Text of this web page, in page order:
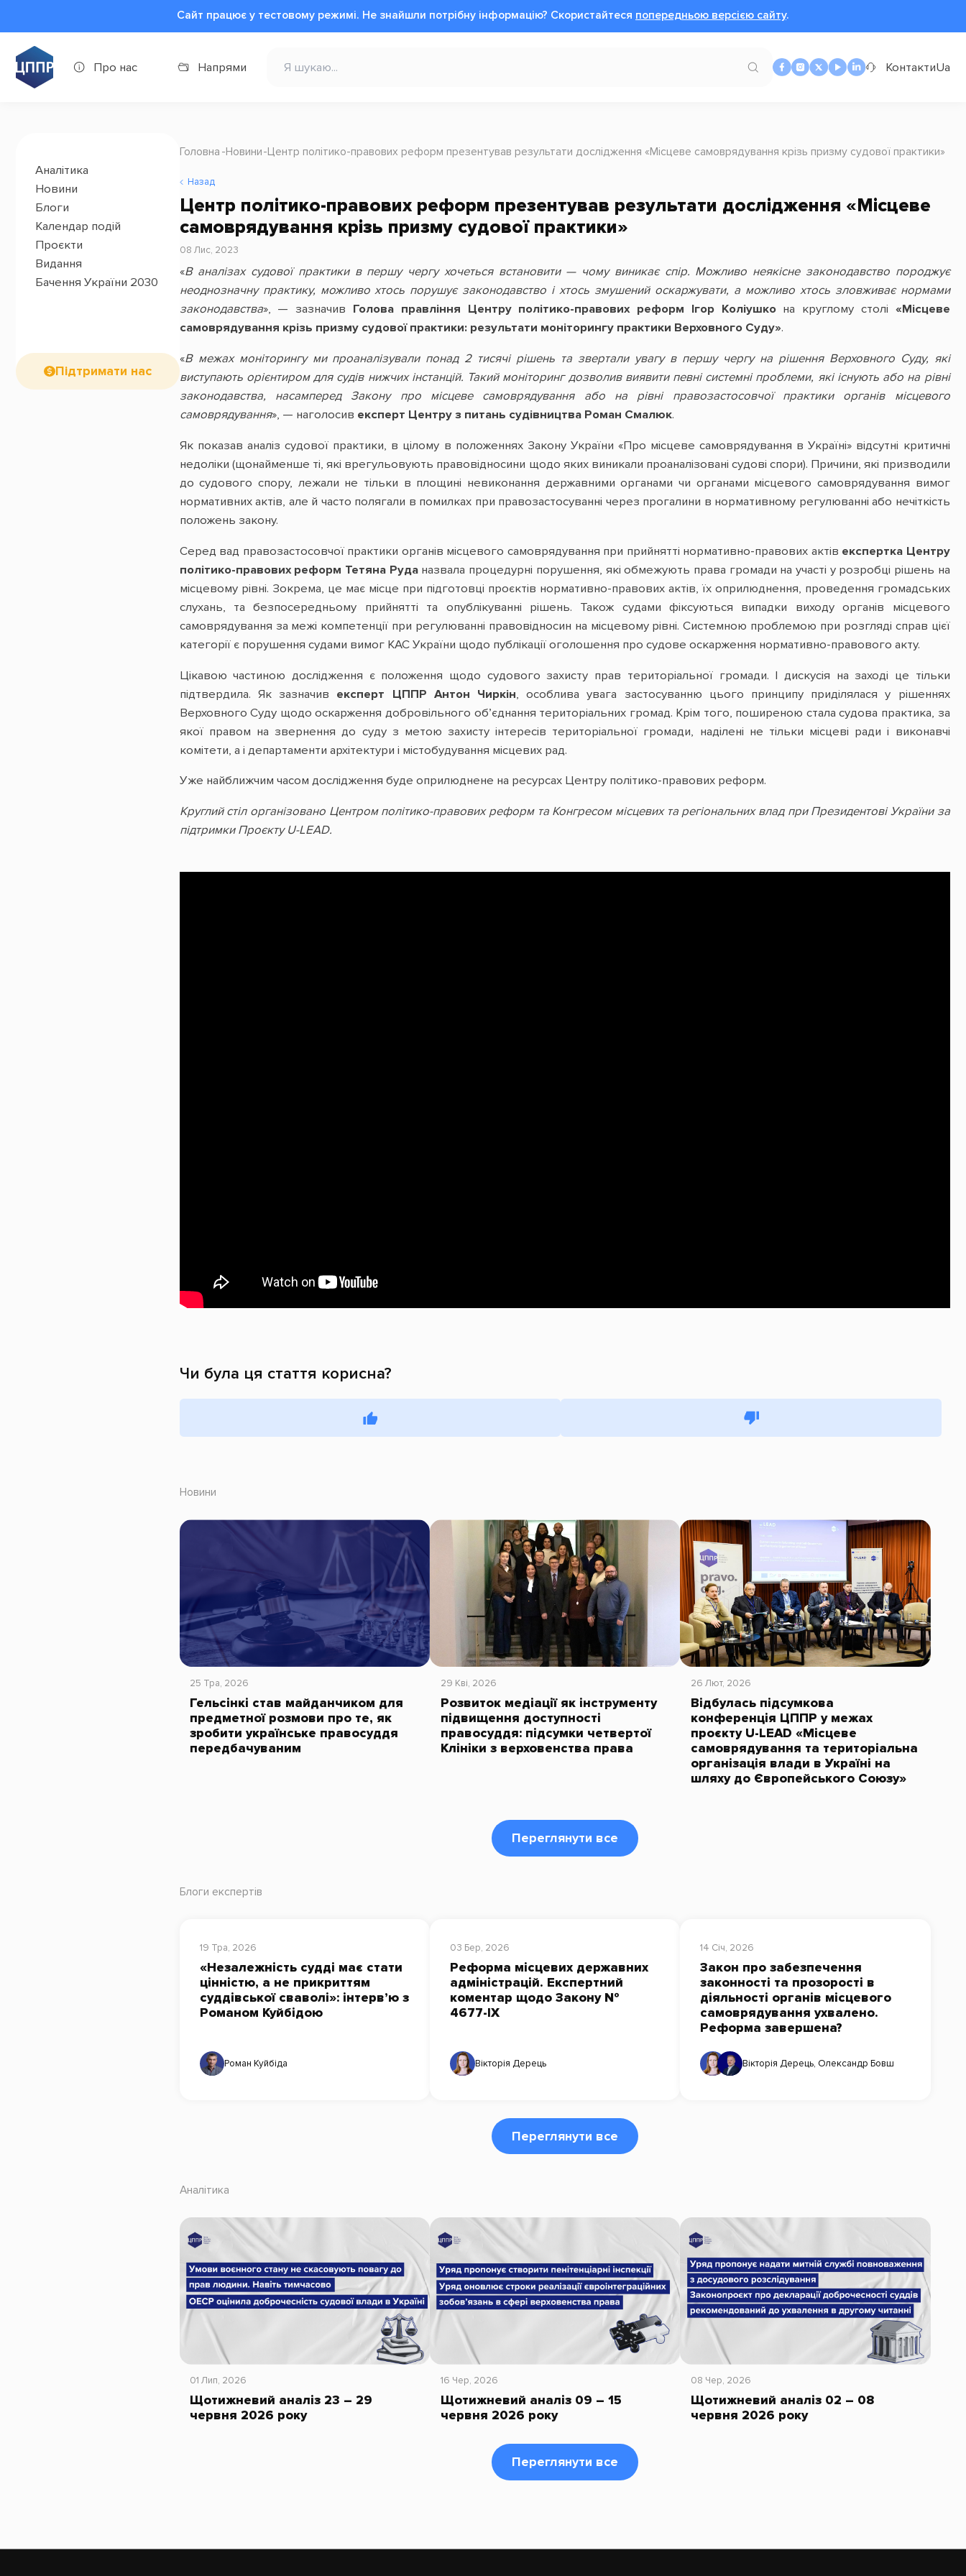
Сайт працює у тестовому режимі. Не знайшли потрібну інформацію? Cкористайтеся попередньою версією сайту.
Про нас Напрями КонтактиUa
Аналітика
Новини
Блоги
Календар подій
Проєкти
Видання
Бачення України 2030
Підтримати нас
Головна Новини Центр політико-правових реформ презентував результати дослідження «Місцеве самоврядування крізь призму судової практики»
Назад
Центр політико-правових реформ презентував результати дослідження «Місцеве
самоврядування крізь призму судової практики»
08 Лис, 2023
«В аналізах судової практики в першу чергу хочеться встановити — чому виникає спір. Можливо неякісне законодавство породжує
неоднозначну практику, можливо хтось порушує законодавство і хтось змушений оскаржувати, а можливо хтось зловживає нормами
законодавства», — зазначив Голова правління Центру політико-правових реформ Ігор Коліушкона круглому столі «Місцеве
самоврядування крізь призму судової практики: результати моніторингу практики Верховного Суду».
«В межах моніторингу ми проаналізували понад 2 тисячі рішень та звертали увагу в першу чергу на рішення Верховного Суду, які
виступають орієнтиром для судів нижчих інстанцій. Такий моніторинг дозволив виявити певні системні проблеми, які існують або на рівні
законодавства, насамперед Закону про місцеве самоврядування або на рівні правозастосовчої практики органів місцевого
самоврядування», — наголосив експерт Центру з питань судівництва Роман Смалюк.
Як показав аналіз судової практики, в цілому в положеннях Закону України «Про місцеве самоврядування в Україні» відсутні критичні
недоліки (щонайменше ті, які врегульовують правовідносини щодо яких виникали проаналізовані судові спори). Причини, які призводили
до судового спору, лежали не тільки в площині невиконання державними органами чи органами місцевого самоврядування вимог
нормативних актів, але й часто полягали в помилках при правозастосуванні через прогалини в нормативному регулюванні або нечіткість
положень закону.
Серед вад правозастосовчої практики органів місцевого самоврядування при прийнятті нормативно-правових актів експертка Центру
політико-правових реформ Тетяна Руданазвала процедурні порушення, які обмежують права громади на участі у розробці рішень на
місцевому рівні. Зокрема, це має місце при підготовці проєктів нормативно-правових актів, їх оприлюднення, проведення громадських
слухань, та безпосередньому прийнятті та опублікуванні рішень. Також судами фіксуються випадки виходу органів місцевого
самоврядування за межі компетенції при регулюванні правовідносин на місцевому рівні. Системною проблемою при розгляді справ цієї
категорії є порушення судами вимог КАС України щодо публікації оголошення про судове оскарження нормативно-правового акту.
​​Цікавою частиною дослідження є положення щодо судового захисту прав територіальної громади. І дискусія на заході це тільки
підтвердила. Як зазначив експерт ЦППР Антон Чиркін, особлива увага застосуванню цього принципу приділялася у рішеннях
Верховного Суду щодо оскарження добровільного об’єднання територіальних громад. Крім того, поширеною стала судова практика, за
якої правом на звернення до суду з метою захисту інтересів територіальної громади, наділені не тільки місцеві ради і виконавчі
комітети, а і департаменти архітектури і містобудування місцевих рад.
Уже найближчим часом дослідження буде оприлюднене на ресурсах Центру політико-правових реформ.
Круглий стіл організовано Центром політико-правових реформ та Конгресом місцевих та регіональних влад при Президентові України за
підтримки Проєкту U-LEAD.
Чи була ця стаття корисна?
Новини
25 Тра, 2026
Гельсінкі став майданчиком для
предметної розмови про те, як
зробити українське правосуддя
передбачуваним
29 Кві, 2026
Розвиток медіації як інструменту
підвищення доступності
правосуддя: підсумки четвертої
Клініки з верховенства права
26 Лют, 2026
Відбулась підсумкова
конференція ЦППР у межах
проєкту U-LEAD «Місцеве
самоврядування та територіальна
організація влади в Україні на
шляху до Європейського Союзу»
Переглянути все
Блоги експертів
19 Тра, 2026
«Незалежність судді має стати
цінністю, а не прикриттям
суддівської сваволі»: інтерв’ю з
Романом Куйбідою
Роман Куйбіда
03 Бер, 2026
Реформа місцевих державних
адміністрацій. Експертний
коментар щодо Закону №
4677-ІХ
Вікторія Дерець
14 Січ, 2026
Закон про забезпечення
законності та прозорості в
діяльності органів місцевого
самоврядування ухвалено.
Реформа завершена?
Вікторія Дерець, Олександр Бовш
Переглянути все
Аналітика
01 Лип, 2026
Щотижневий аналіз 23 – 29
червня 2026 року
16 Чер, 2026
Щотижневий аналіз 09 – 15
червня 2026 року
08 Чер, 2026
Щотижневий аналіз 02 – 08
червня 2026 року
Переглянути все